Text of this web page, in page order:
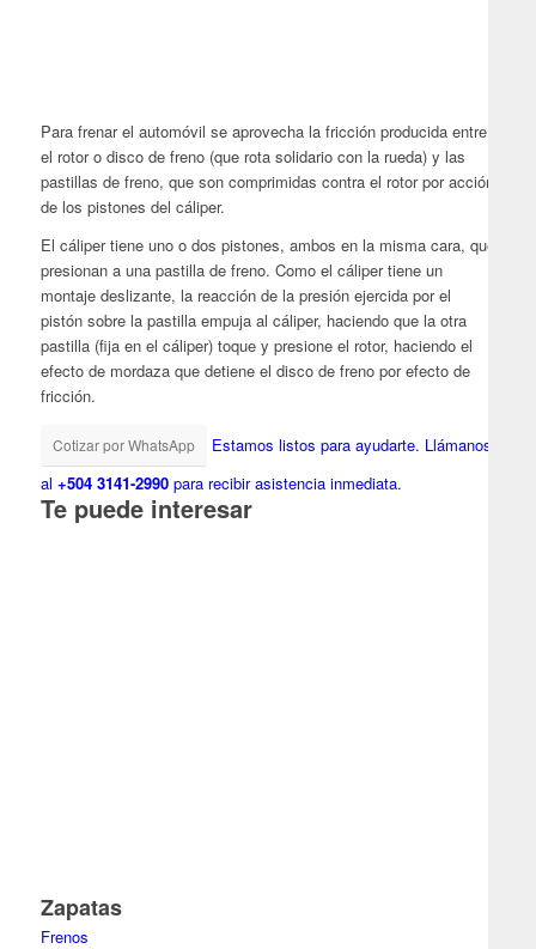
Para frenar el automóvil se aprovecha la fricción producida entre
el rotor o disco de freno (que rota solidario con la rueda) y las
pastillas de freno, que son comprimidas contra el rotor por acción
de los pistones del cáliper.
El cáliper tiene uno o dos pistones, ambos en la misma cara, que
presionan a una pastilla de freno. Como el cáliper tiene un
montaje deslizante, la reacción de la presión ejercida por el
pistón sobre la pastilla empuja al cáliper, haciendo que la otra
pastilla (fija en el cáliper) toque y presione el rotor, haciendo el
efecto de mordaza que detiene el disco de freno por efecto de
fricción.
Cotizar por WhatsApp Estamos listos para ayudarte. Llámanos
al +504 3141-2990para recibir asistencia inmediata.
Te puede interesar
Zapatas
Frenos